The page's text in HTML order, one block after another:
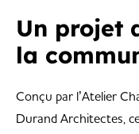
Un projet
la
Conçu par l’Atelier
Durand Architectes,